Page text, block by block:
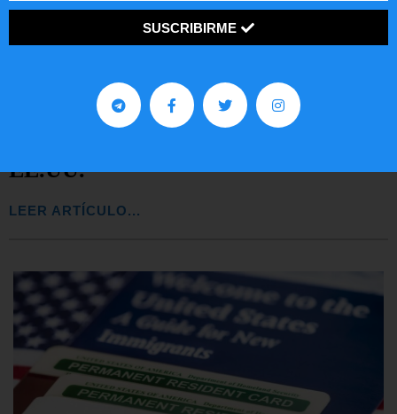
EE.UU.
LEER ARTÍCULO...
SUSCRIBIRME